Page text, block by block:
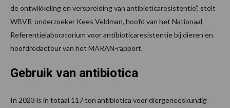
de ontwikkeling en verspreiding van antibioticaresistentie”, stelt
WBVR-onderzoeker Kees Veldman, hoofd van het Nationaal
Referentielaboratorium voor antibioticaresistentie bij dieren en
hoofdredacteur van het MARAN-rapport.
Gebruik van antibiotica
In 2023 is in totaal 117 ton antibiotica voor diergeneeskundig